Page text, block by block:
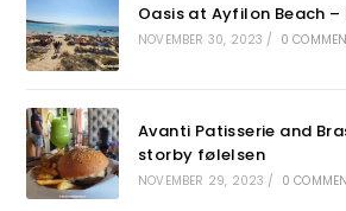
Oasis at Ayfilon Beach
NOVEMBER 30, 2023 / 0
Avanti Patisserie and
storby følelsen
NOVEMBER 29, 2023 / 0